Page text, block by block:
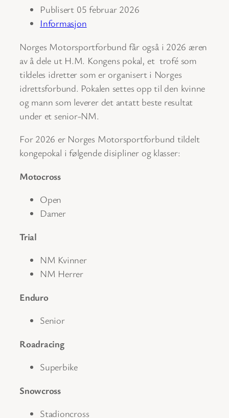
Publisert 05 februar 2026
Informasjon
Norges Motorsportforbund får også i 2026 æren
av å dele ut H.M. Kongens pokal, et trofé som
tildeles idretter som er organisert i Norges
idrettsforbund. Pokalen settes opp til den kvinne
og mann som leverer det antatt beste resultat
under et senior-NM.
For 2026 er Norges Motorsportforbund tildelt
kongepokal i følgende disipliner og klasser:
Motocross
Open
Damer
Trial
NM Kvinner
NM Herrer
Enduro
Senior
Roadracing
Superbike
Snowcross
Stadioncross